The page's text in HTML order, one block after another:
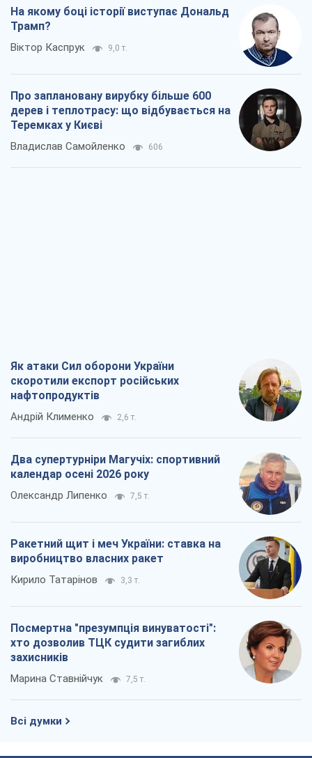
На якому боці історії виступає Дональд
Трамп?
Віктор Каспрук 9,0 т.
Про заплановану вирубку більше 600
дерев і теплотрасу: що відбувається на
Теремках у Києві
Владислав Самойленко 606
Як атаки Сил оборони України
скоротили експорт російських
нафтопродуктів
Андрій Клименко 2,6 т.
Два супертурніри Магучіх: спортивний
календар осені 2026 року
Олександр Липенко 7,5 т.
Ракетний щит і меч України: ставка на
виробництво власних ракет
Кирило Татарінов 3,3 т.
Посмертна "презумпція винуватості":
хто дозволив ТЦК судити загиблих
захисників
Марина Ставнійчук 7,5 т.
Всі думки